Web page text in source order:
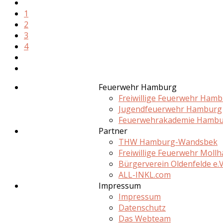
1
2
3
4
Feuerwehr Hamburg
Freiwillige Feuerwehr
Jugendfeuerwehr Hamburg
Feuerwehrakademie
Partner
THW Hamburg-Wandsbek
Freiwillige Feuerwehr
Bürgerverein Oldenfelde
ALL-INKL.com
Impressum
Impressum
Datenschutz
Das Webteam